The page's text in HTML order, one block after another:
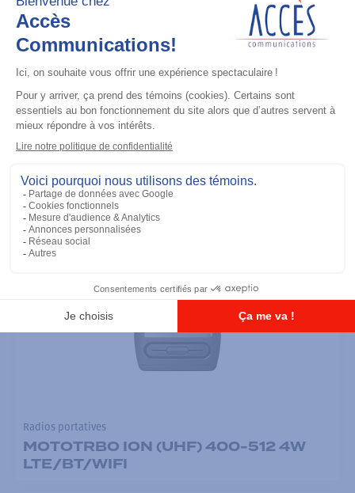
CP100D (UHF) 403-480M 4W No
Display (Analog Only), 16 CH
Ajouter à la liste
Radios portatives
MOTOTRBO ION (UHF) 400-512 4W
LTE/BT/WIFI